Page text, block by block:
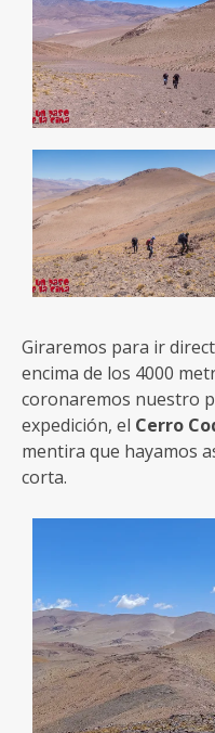
Giraremos para ir
encima de los 4000
coronaremos nuestro
expedición, el Cerro
mentira que hayamos
corta.